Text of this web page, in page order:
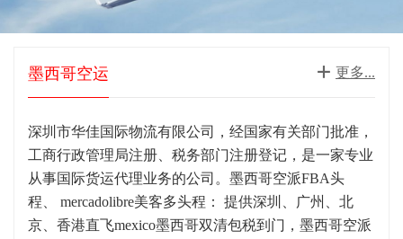
 更多...
墨西哥空运
深圳市华佳国际物流有限公司，经国家有关部门批准，
工商行政管理局注册、税务部门注册登记，是一家专业
从事国际货运代理业务的公司。墨西哥空派FBA头
程、 mercadolibre美客多头程： 提供深圳、广州、北
京、香港直飞mexico墨西哥双清包税到门，墨西哥空派